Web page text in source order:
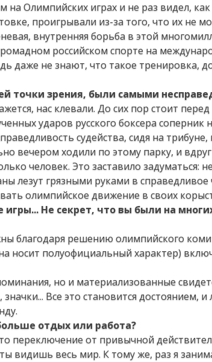
Олимпийских играх и не раз видел,
проигрывали из-за того, что их не
внутренняя борьба в этой
российском спорте на
даже не знают, что такое тренировка,
точки зрения, были самыми
нас клевали. До сих пор стоит перед
ударов русского боксера соперник
судейства, сидя на
вечером ходили по этому парку, и вдруг
человек. Это заставило задуматься:
лезут грязными руками в справедливое
олимпийское движение в своих
Не секрет, что вы были на
благодаря решению олимпийского
носит полуофициальный характер)
но и материализованные
Все это становится достоянием,
отдых или работа?
переключение от привычной
видишь весь мир. К тому же, раз я